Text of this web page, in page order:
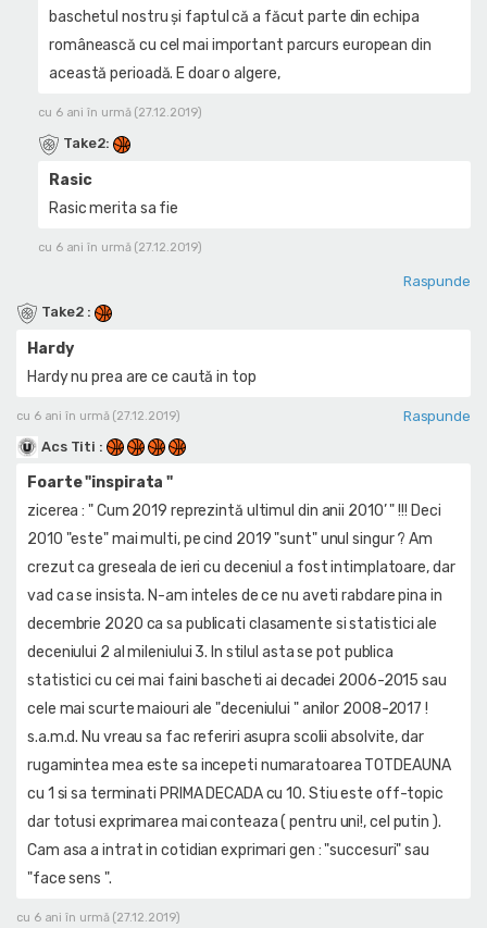
baschetul nostru și faptul că a făcut parte din echipa
românească cu cel mai important parcurs european din
această perioadă. E doar o algere,
cu 6 ani în urmă (27.12.2019)
Take2:
Rasic
Rasic merita sa fie
cu 6 ani în urmă (27.12.2019)
Raspunde
Take2 :
Hardy
Hardy nu prea are ce caută in top
cu 6 ani în urmă (27.12.2019)
Raspunde
Acs Titi :
Foarte "inspirata "
zicerea : " Cum 2019 reprezintă ultimul din anii 2010’ " !!! Deci
2010 "este" mai multi, pe cind 2019 "sunt" unul singur ? Am
crezut ca greseala de ieri cu deceniul a fost intimplatoare, dar
vad ca se insista. N-am inteles de ce nu aveti rabdare pina in
decembrie 2020 ca sa publicati clasamente si statistici ale
deceniului 2 al mileniului 3. In stilul asta se pot publica
statistici cu cei mai faini bascheti ai decadei 2006-2015 sau
cele mai scurte maiouri ale "deceniului " anilor 2008-2017 !
s.a.m.d. Nu vreau sa fac referiri asupra scolii absolvite, dar
rugamintea mea este sa incepeti numaratoarea TOTDEAUNA
cu 1 si sa terminati PRIMA DECADA cu 10. Stiu este off-topic
dar totusi exprimarea mai conteaza ( pentru uni!, cel putin ).
Cam asa a intrat in cotidian exprimari gen : "succesuri" sau
"face sens ".
cu 6 ani în urmă (27.12.2019)